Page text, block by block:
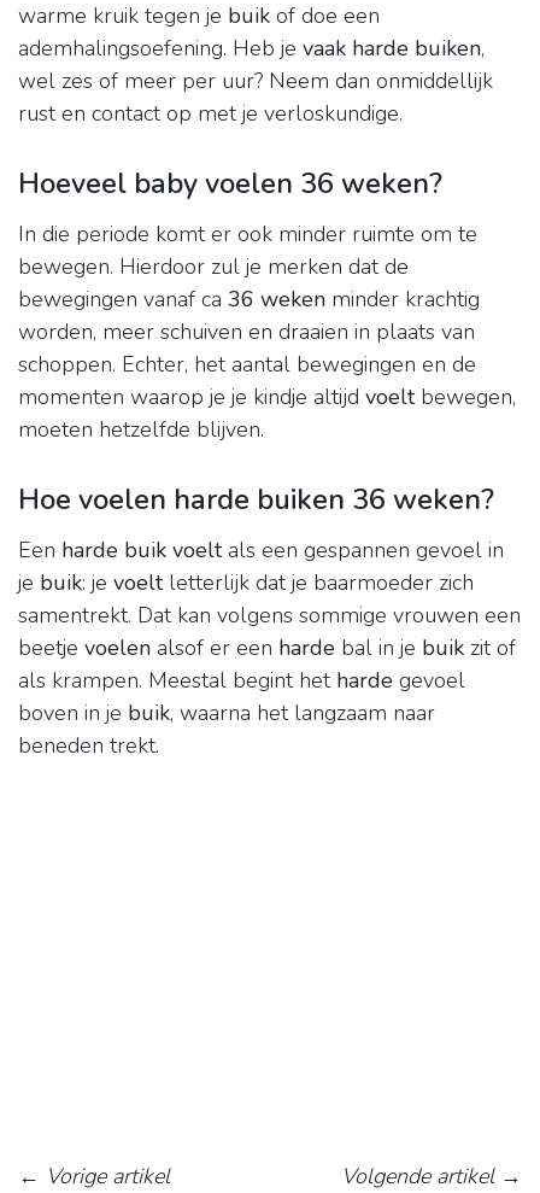
warme kruik tegen je buik of doe een
ademhalingsoefening. Heb je vaak harde buiken,
wel zes of meer per uur? Neem dan onmiddellijk
rust en contact op met je verloskundige.
Hoeveel baby voelen 36 weken?
In die periode komt er ook minder ruimte om te
bewegen. Hierdoor zul je merken dat de
bewegingen vanaf ca 36 weken minder krachtig
worden, meer schuiven en draaien in plaats van
schoppen. Echter, het aantal bewegingen en de
momenten waarop je je kindje altijd voeltbewegen,
moeten hetzelfde blijven.
Hoe voelen harde buiken 36 weken?
Een harde buik voeltals een gespannen gevoel in
je buik: je voeltletterlijk dat je baarmoeder zich
samentrekt. Dat kan volgens sommige vrouwen een
beetje voelen alsof er een harde bal in je buik zit of
als krampen. Meestal begint het harde gevoel
boven in je buik, waarna het langzaam naar
beneden trekt.
← Vorige artikel
Volgende artikel→